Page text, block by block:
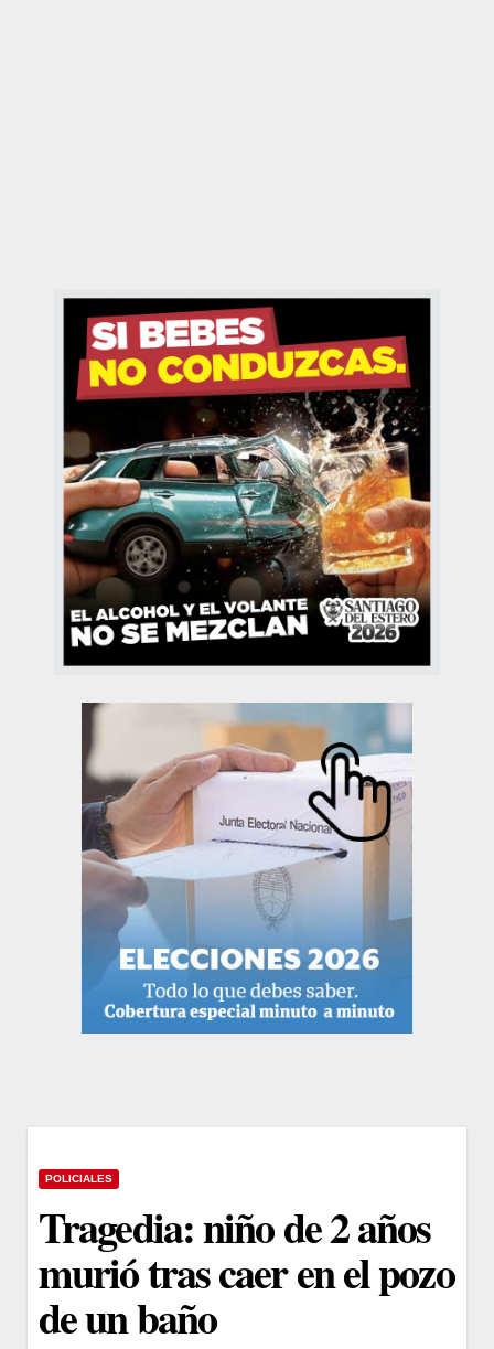
POLICIALES
Tragedia: niño de 2 años
murió tras caer en el pozo
de un baño